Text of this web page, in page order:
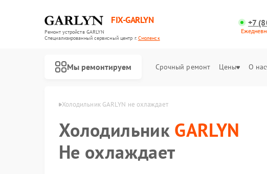
FIX-GARLYN
Ремонт устройств GARLYN
Специализированный cервисный центр г.Смоленск
+7
Мы ремонтируем Срочный ремонт Цены О нас
Холодильник GARLYN не охлаждает
Холодильник GARLYN
Не охлаждает